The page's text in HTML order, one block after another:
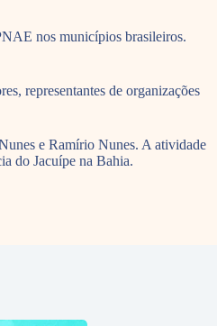
nos municípios brasileiros.
representantes de organizações
e Ramírio Nunes. A atividade
do Jacuípe na Bahia.